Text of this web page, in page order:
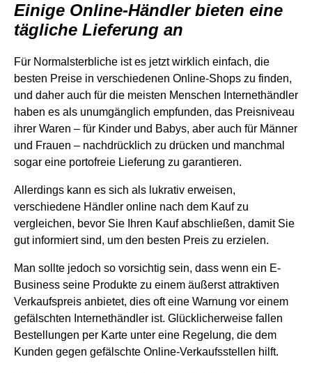
Einige Online-Händler bieten eine
tägliche Lieferung an
Für Normalsterbliche ist es jetzt wirklich einfach, die
besten Preise in verschiedenen Online-Shops zu finden,
und daher auch für die meisten Menschen Internethändler
haben es als unumgänglich empfunden, das Preisniveau
ihrer Waren – für Kinder und Babys, aber auch für Männer
und Frauen – nachdrücklich zu drücken und manchmal
sogar eine portofreie Lieferung zu garantieren.
Allerdings kann es sich als lukrativ erweisen,
verschiedene Händler online nach dem Kauf zu
vergleichen, bevor Sie Ihren Kauf abschließen, damit Sie
gut informiert sind, um den besten Preis zu erzielen.
Man sollte jedoch so vorsichtig sein, dass wenn ein E-
Business seine Produkte zu einem äußerst attraktiven
Verkaufspreis anbietet, dies oft eine Warnung vor einem
gefälschten Internethändler ist. Glücklicherweise fallen
Bestellungen per Karte unter eine Regelung, die dem
Kunden gegen gefälschte Online-Verkaufsstellen hilft.